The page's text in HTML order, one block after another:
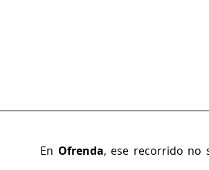
En Ofrenda, ese recorrido no